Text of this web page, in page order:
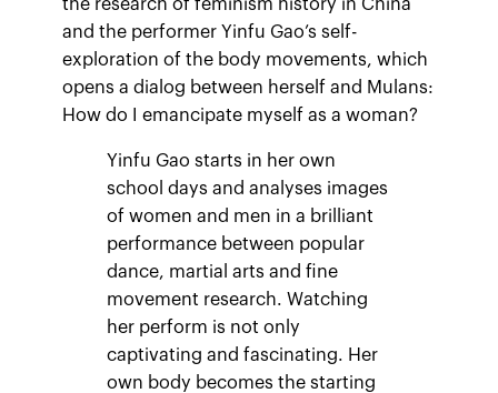
the research of feminism history in China
and the performer Yinfu Gao’s self-
exploration of the body movements, which
opens a dialog between herself and Mulans:
How do I emancipate myself as a woman?
Yinfu Gao starts in her own
school days and analyses images
of women and men in a brilliant
performance between popular
dance, martial arts and fine
movement research. Watching
her perform is not only
captivating and fascinating. Her
own body becomes the starting